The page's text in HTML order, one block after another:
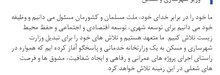
ما خود را در برابر خدای خود، ملت مسلمان و کشورمان مسئول می دانیم و وظیفه
خود می دانیم برای توسعه شهری، توسعه اقتصادی و اجتماعی و حفظ محیط
زیست تلاش کنیم. ما متعهد هستیم و تلاش های خود را برای تبدیل وزارت
شهرسازی و مسکن به یک وزارتخانه خدماتی و پاسخگو آغاز کرده ایم که همواره در
راستای اجرای پروژه های عمرانی و رفاهی و ایجاد شفافیت، مشوق ها و فرصت
های شغلی در این زمینه تلاش خواهد کرد.